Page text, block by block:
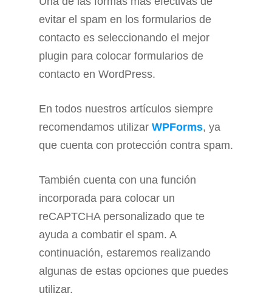
evitar el spam en los formularios de
contacto es seleccionando el mejor
plugin para colocar formularios de
contacto en WordPress.
En todos nuestros artículos siempre
recomendamos utilizar WPForms, ya
que cuenta con protección contra spam.
También cuenta con una función
incorporada para colocar un
reCAPTCHA personalizado que te
ayuda a combatir el spam. A
continuación, estaremos realizando
algunas de estas opciones que puedes
utilizar.